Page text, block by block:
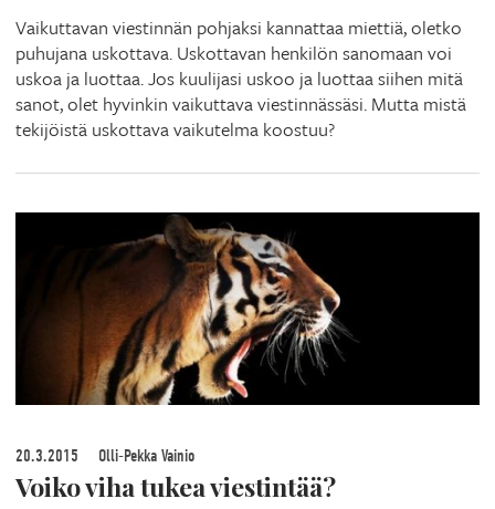
Vaikuttavan viestinnän pohjaksi kannattaa miettiä, oletko
puhujana uskottava. Uskottavan henkilön sanomaan voi
uskoa ja luottaa. Jos kuulijasi uskoo ja luottaa siihen mitä
sanot, olet hyvinkin vaikuttava viestinnässäsi. Mutta mistä
tekijöistä uskottava vaikutelma koostuu?
20.3.2015 Olli-Pekka Vainio
Voiko viha tukea viestintää?